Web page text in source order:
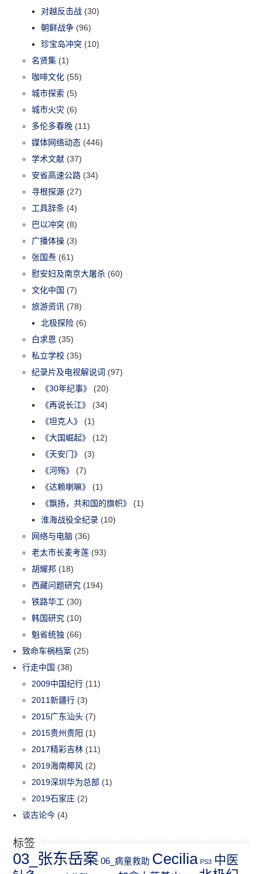
对越反击战 (30)
朝鲜战争 (96)
珍宝岛冲突 (10)
名贤集 (1)
咖啡文化 (55)
城市探索 (5)
城市火灾 (6)
多伦多春晚 (11)
媒体网络动态 (446)
学术文献 (37)
安省高速公路 (34)
寻根探源 (27)
工具辞条 (4)
巴以冲突 (8)
广播体操 (3)
张国焘 (61)
慰安妇及南京大屠杀 (60)
文化中国 (7)
旅游资讯 (78)
北极探险 (6)
白求恩 (35)
私立学校 (35)
纪录片及电视解说词 (97)
《30年纪事》
(20)
《再说长江》
(34)
《坦克人》
(1)
《大国崛起》
(12)
《天安门》
(3)
《河殇》
(7)
《达赖喇嘛》
(1)
《飘扬，共和国的旗帜》
(1)
淮海战役全纪录 (10)
网络与电脑 (36)
老太市长麦考莲 (93)
胡耀邦 (18)
西藏问题研究 (194)
铁路华工 (30)
韩国研究 (10)
魁省统独 (66)
致命车祸档案 (25)
行走中国 (38)
2009中国纪行 (11)
2011新疆行 (3)
2015广东汕头 (7)
2015贵州贵阳 (1)
2017精彩吉林 (11)
2019海南椰风 (2)
2019深圳华为总部 (1)
2019石家庄 (2)
谈古论今 (4)
标签
03_张东岳案 06_病童救助 Cecilia PS3 中医